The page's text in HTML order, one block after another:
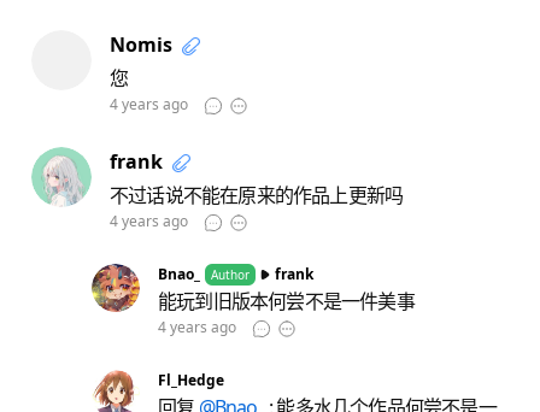
Nomis
您
4 years ago
frank
不过话说不能在原来的作品上更新吗
4 years ago
Bnao_ Author frank
能玩到旧版本何尝不是一件美事
4 years ago
Fl_Hedge